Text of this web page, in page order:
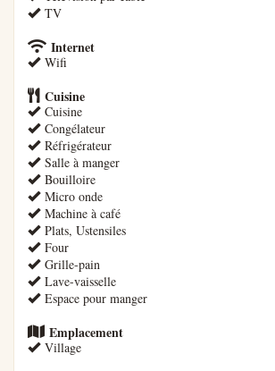
TV
Internet
Wifi
Cuisine
Cuisine
Congélateur
Réfrigérateur
Salle à manger
Bouilloire
Micro onde
Machine à café
Plats, Ustensiles
Four
Grille-pain
Lave-vaisselle
Espace pour manger
Emplacement
Village